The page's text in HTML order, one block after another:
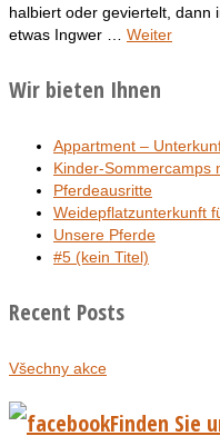
halbiert oder geviertelt, dann
etwas Ingwer … Weiter
Wir bieten Ihnen
Appartment –
Kinder-Sommercamps
Pferdeausritte
Weidepflatzunterkunft
Unsere Pferde
#5 (kein Titel)
Recent Posts
Všechny akce
Finden Sie